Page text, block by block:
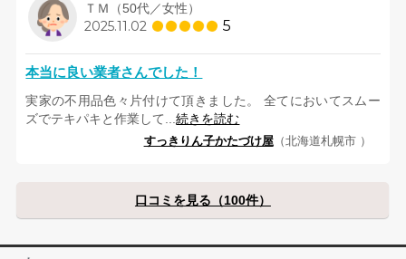
ＴＭ（50代／女性）
2025.11.02 5
本当に良い業者さんでした！
実家の不用品色々片付けて頂きました。 全てにおいてスムー
ズでテキパキと作業して...続きを読む
すっきりん子かたづけ屋（北海道札幌市 ）
口コミを見る（100件）